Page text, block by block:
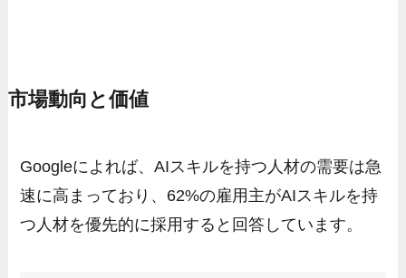
市場動向と価値
Googleによれば、AIスキルを持つ人材の需要は急
速に高まっており、62%の雇用主がAIスキルを持
つ人材を優先的に採用すると回答しています。